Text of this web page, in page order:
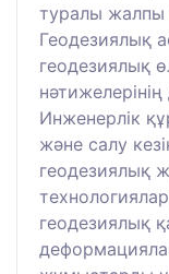
туралы жалпы
Геодезиялық
геодезиялық
нәтижелерінің
Инженерлік
және салу
геодезиялық
геодезиялық